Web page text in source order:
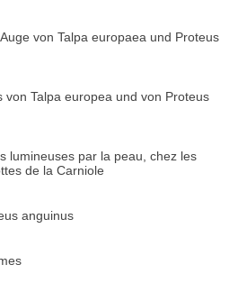
von Talpa europaea und Proteus
von Talpa europea und von Proteus
lumineuses par la peau, chez les
de la Carniole
anguinus